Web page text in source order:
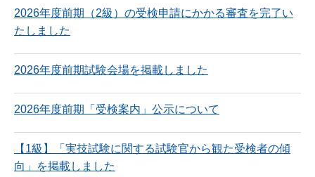
2026年度前期（2級）の受検申請にかかる審査を完了い
たしました
2026年度前期試験会場を掲載しました
2026年度前期「受検案内」公示について
【1級】「実技試験に関する試験官から観た受検者の傾
向」を掲載しました